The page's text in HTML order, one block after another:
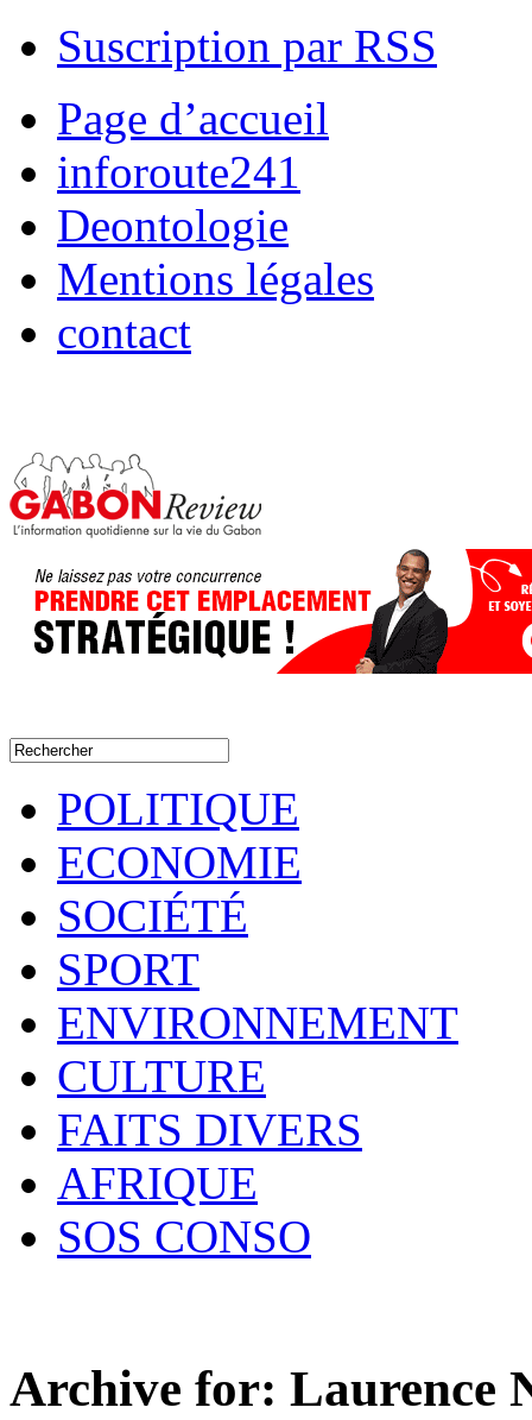
Suscription par RSS
Page d’accueil
inforoute241
Deontologie
Mentions légales
contact
POLITIQUE
ECONOMIE
SOCIÉTÉ
SPORT
ENVIRONNEMENT
CULTURE
FAITS DIVERS
AFRIQUE
SOS CONSO
Archive for: Laurence